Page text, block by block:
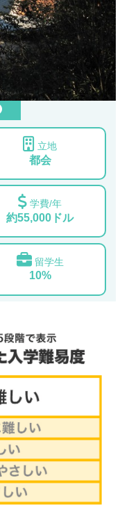
立地
都会
学費/年
約55,000ドル
留学生
10%